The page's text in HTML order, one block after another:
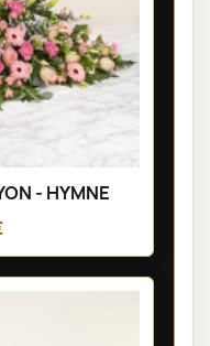
- HYMNE